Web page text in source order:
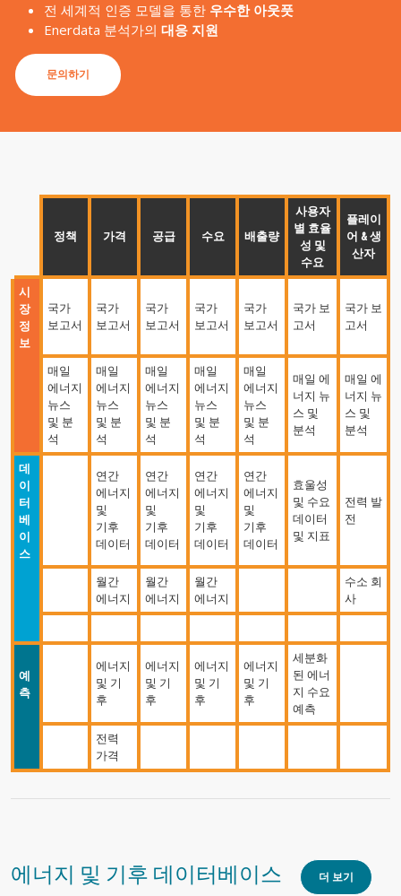
전 세계적 인증 모델을 통한 우수한 아웃풋
Enerdata 분석가의 대응 지원
문의하기
정책 가격 공급 수요 배출량
사용자
별 효율
성 및
수요
플레이
어 & 생
산자
시
장
정
보
국가
보고서
국가
보고서
국가
보고서
국가
보고서
국가
보고서
국가 보
고서
국가 보
고서
매일
에너지
뉴스
및 분
석
매일
에너지
뉴스
및 분
석
매일
에너지
뉴스
및 분
석
매일
에너지
뉴스
및 분
석
매일
에너지
뉴스
및 분
석
매일 에
너지 뉴
스 및
분석
매일 에
너지 뉴
스 및
분석
데
이
터
베
이
스
연간
에너지
및
기후
데이터
연간
에너지
및
기후
데이터
연간
에너지
및
기후
데이터
연간
에너지
및
기후
데이터
효울성
및 수요
데이터
및 지표
전력 발
전
월간
에너지
월간
에너지
월간
에너지
수소 회
사
예
측
에너지
및 기
후
에너지
및 기
후
에너지
및 기
후
에너지
및 기
후
세분화
된 에너
지 수요
예측
전력
가격
에너지 및 기후 데이터베이스 더 보기